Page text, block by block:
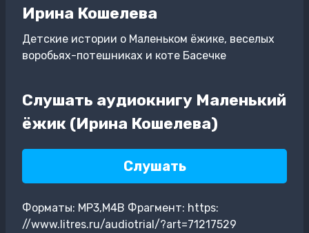
Ирина Кошелева
Детские истории о Маленьком ёжике, веселых
воробьях-потешниках и коте Басечке
Слушать аудиокнигу Маленький
ёжик (Ирина Кошелева)
Слушать
Форматы: MP3,M4B Фрагмент: https:
//www.litres.ru/audiotrial/?art=71217529